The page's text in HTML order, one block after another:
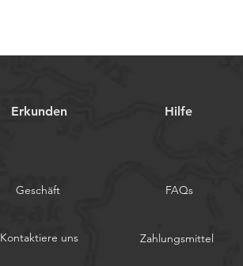
Erkunden Hilfe
Geschäft FAQs
Kontaktiere uns Zahlungsmittel